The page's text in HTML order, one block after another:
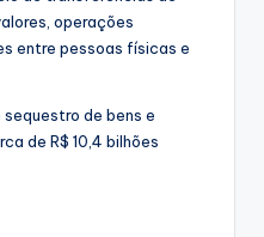
operações
entre pessoas físicas e
de bens e
de R$ 10,4 bilhões